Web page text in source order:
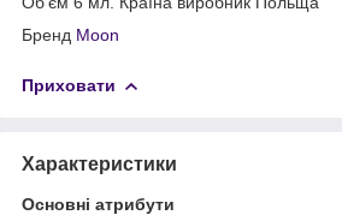
Бренд Moon
Приховати
Характеристики
Основні атрибути